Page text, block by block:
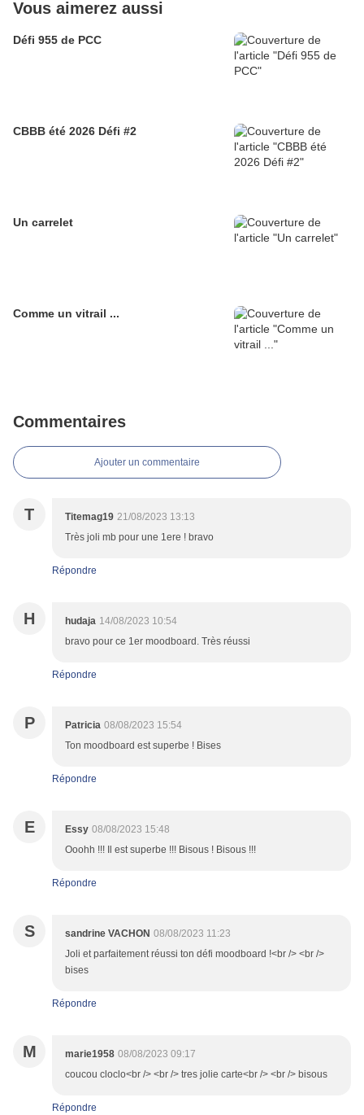
Vous aimerez aussi
Défi 955 de PCC
CBBB été 2026 Défi #2
Un carrelet
Comme un vitrail ...
Commentaires
Ajouter un commentaire
T Titemag19 21/08/2023 13:13
Très joli mb pour une 1ere ! bravo
Répondre
H hudaja 14/08/2023 10:54
bravo pour ce 1er moodboard. Très réussi
Répondre
P Patricia 08/08/2023 15:54
Ton moodboard est superbe ! Bises
Répondre
E Essy 08/08/2023 15:48
Ooohh !!! Il est superbe !!! Bisous ! Bisous !!!
Répondre
S sandrine VACHON 08/08/2023 11:23
Joli et parfaitement réussi ton défi moodboard !<br /> <br />
bises
Répondre
M marie1958 08/08/2023 09:17
coucou cloclo<br /> <br /> tres jolie carte<br /> <br /> bisous
Répondre